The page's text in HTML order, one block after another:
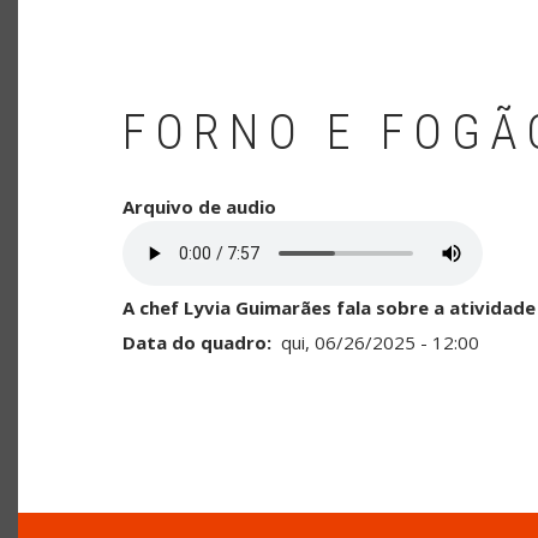
FORNO E
Arquivo de audio
A chef Lyvia Guimarães fala sobre a
Data do quadro
qui, 06/26/2025 - 12:00